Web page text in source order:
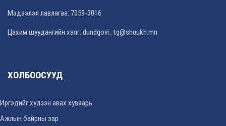
Мэдээлэл лавлагаа: 7059-3016
Цахим шуудангийн хаяг: dundgovi_tg@shuukh.mn
ХОЛБООСУУД
Иргэдийг хүлээн авах хуваарь
Ажлын байрны зар